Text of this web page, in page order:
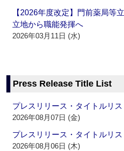
【2026年度改定】門前薬局等
立地から職能発揮へ
2026年03月11日 (水)
Press Release Title List
プレスリリース・タイトルリ
2026年08月07日 (金)
プレスリリース・タイトルリ
2026年08月06日 (木)